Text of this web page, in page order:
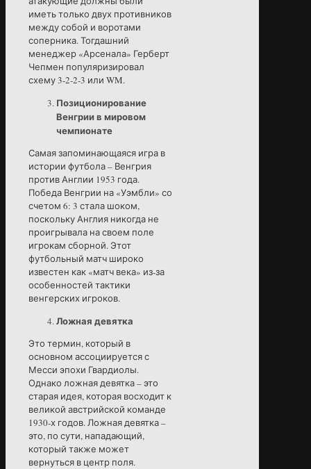
иметь только двух противников
между собой и воротами
соперника. Тогдашний
менеджер «Арсенала» Герберт
Чепмен популяризировал
схему 3-2-2-3 или WM.
Позиционирование
Венгрии в мировом
чемпионате
Самая запоминающаяся игра в
истории футбола – Венгрия
против Англии 1953 года.
Победа Венгрии на «Уэмбли» со
счетом 6: 3 стала шоком,
поскольку Англия никогда не
проигрывала на своем поле
игрокам сборной. Этот
футбольный матч широко
известен как «матч века» из-за
особенностей тактики
венгерских игроков.
Ложная девятка
Это термин, который в
основном ассоциируется с
Месси эпохи Гвардиолы.
Однако ложная девятка – это
старая идея, которая восходит к
великой австрийской команде
1930-х годов. Ложная девятка –
это, по сути, нападающий,
который также может
вернуться в центр поля.